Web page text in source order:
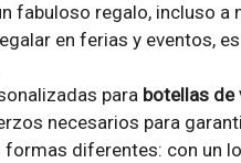
fabuloso regalo, incluso a
en ferias y eventos,
para botellas de
necesarios para
diferentes: con un